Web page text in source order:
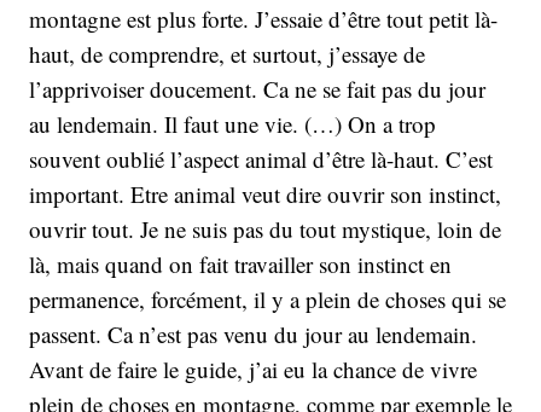
montagne est plus forte. J’essaie d’être tout petit là-
haut, de comprendre, et surtout, j’essaye de
l’apprivoiser doucement. Ca ne se fait pas du jour
au lendemain. Il faut une vie. (…) On a trop
souvent oublié l’aspect animal d’être là-haut. C’est
important. Etre animal veut dire ouvrir son instinct,
ouvrir tout. Je ne suis pas du tout mystique, loin de
là, mais quand on fait travailler son instinct en
permanence, forcément, il y a plein de choses qui se
passent. Ca n’est pas venu du jour au lendemain.
Avant de faire le guide, j’ai eu la chance de vivre
plein de choses en montagne, comme par exemple le